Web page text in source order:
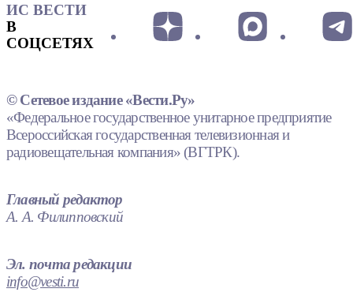
ИС ВЕСТИ
В
СОЦСЕТЯХ
© Сетевое издание «Вести.Ру»
«Федеральное государственное унитарное предприятие
Всероссийская государственная телевизионная и
радиовещательная компания» (ВГТРК).
Главный редактор
А. А. Филипповский
Эл. почта редакции
info@vesti.ru